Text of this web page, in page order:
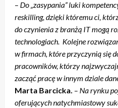
– Do „zasypania” luki
reskilling, dzięki któremu ci,
do czynienia z branżą IT mogą
technologiach. Kolejne
w firmach, które przyczynią się
pracowników, którzy
zacząć pracę w innym dziale
Marta Barcicka. – Na rynku
oferujących natychmiastowy